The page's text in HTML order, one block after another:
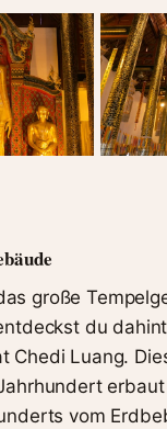
große
du
Chedi Luang.
vom